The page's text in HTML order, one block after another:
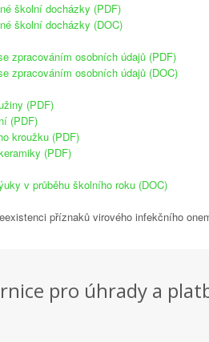
školní docházky (PDF)
školní docházky (DOC)
zpracováním osobních údajů (PDF)
zpracováním osobních údajů (DOC)
(PDF)
(PDF)
kroužku (PDF)
(PDF)
v průběhu školního roku (DOC)
příznaků virového infekčního
pro úhrady a